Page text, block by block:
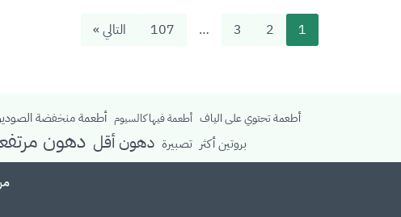
1
2
3
…
107 التالي »
أطعمة تحتوي على الياف أطعمة فيها كالسيوم أطعمة منخفضة
بروتين أكثر تصبيرة دهون أقل دهون